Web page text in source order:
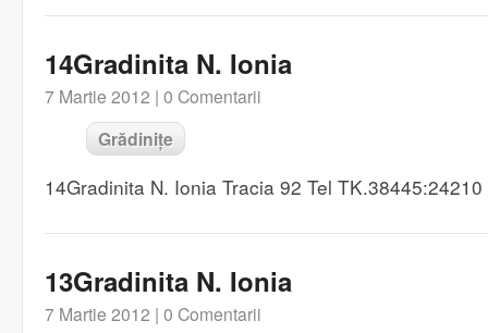
14Gradinita N. Ionia
7 Martie 2012 | 0 Comentarii
Grădinițe
14Gradinita N. Ionia Tracia 92 Tel
13Gradinita N. Ionia
7 Martie 2012 | 0 Comentarii